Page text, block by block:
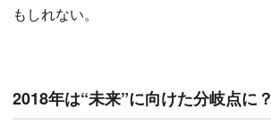
もしれない。
2018年は“未来”に向けた分岐点に？